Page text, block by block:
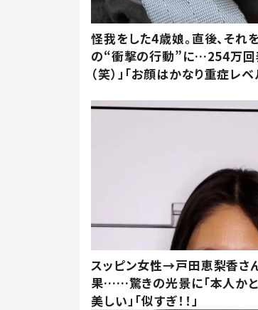
怪我をした4歳娘。直後、それ
の“衝撃の行動”に…254万回
（笑）」「お顔はかなり重症レベ
スッピン女性→戸田恵梨香さ
果……驚きの光景に「本人かと
美しい」「似すぎ！！」